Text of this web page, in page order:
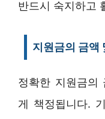
반드시 숙지하고
지원금의 금액
정확한 지원금의
게 책정됩니다.